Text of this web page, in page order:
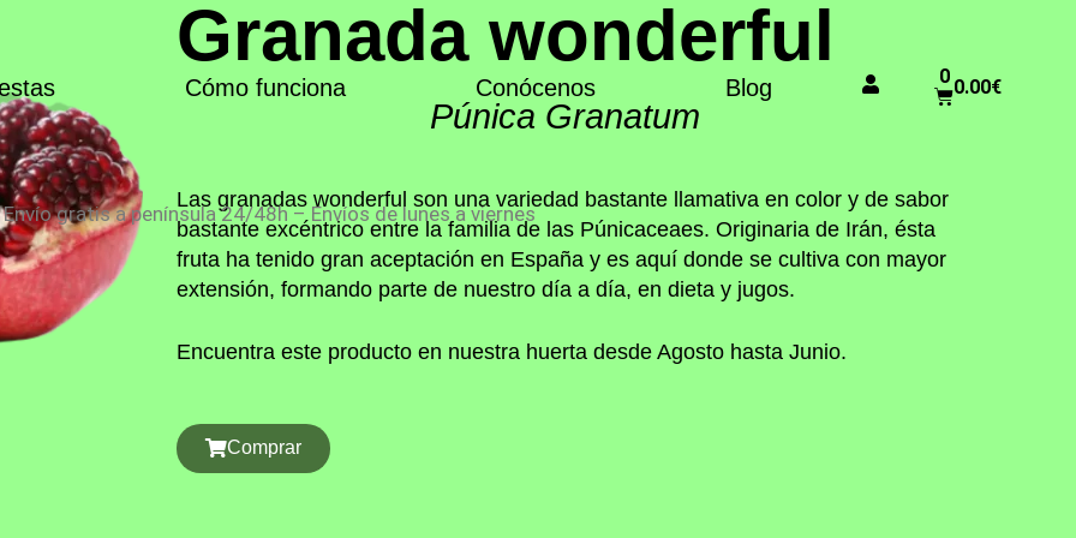
Cómo funciona Conócenos Blog 0.00€
0
Envío gratis a península 24/48h – Envíos de lunes a viernes
Granada wonderful
Púnica Granatum
Las granadas wonderful son una variedad bastante llamativa en color y de sabor
bastante excéntrico entre la familia de las Púnicaceaes. Originaria de Irán, ésta
fruta ha tenido gran aceptación en España y es aquí donde se cultiva con mayor
extensión, formando parte de nuestro día a día, en dieta y jugos.
Encuentra este producto en nuestra huerta desde Agosto hasta Junio.
Comprar